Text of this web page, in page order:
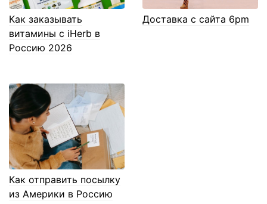
Как заказывать
витамины с iHerb в
Россию 2026
Доставка с сайта 6pm
Как отправить посылку
из Америки в Россию